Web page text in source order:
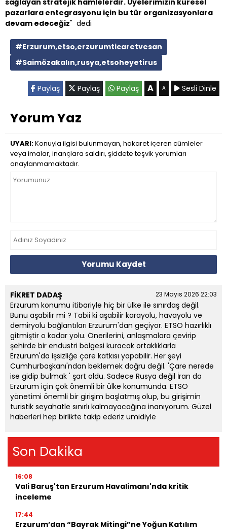
pazarlara entegrasyonu için bu tür organizasyonlara
devam edeceğiz" dedi
#Erzurum,etso,erzurumticaretvesan
#Saimözakalın,rusya,etsoheyetirus
Paylaş Paylaş Paylaş A A Sesli Dinle
Yorum Yaz
UYARI:Konuyla ilgisi bulunmayan, hakaret içeren cümleler
veya imalar, inançlara saldırı, şiddete teşvik yorumları
onaylanmamaktadır.
Yorumu Kaydet
FİKRET DADAŞ 23 Mayıs 2026 22:03
Erzurum konumu itibariyle hiç bir ülke ile sınırdaş değil.
Bunu aşabilir mi ? Tabii ki aşabilir karayolu, havayolu ve
demiryolu bağlantıları Erzurum'dan geçiyor. ETSO hazırlıklı
gitmiştir o kadar yolu. Önerilerini, anlaşmalara çevirip
şehirde bir endüstri bölgesi kuracak ortaklıklarla
Erzurum'da işsizliğe çare katkısı yapabilir. Her şeyi
Cumhurbaşkanı'ndan beklemek doğru değil. 'Çare nerede
ise gidip bulmak ' şart oldu. Sadece Rusya değil İran da
Erzurum için çok önemli bir ülke konumunda. ETSO
yönetimi önemli bir girişim başlatmış olup, bu girişimin
turistik seyahatle sınırlı kalmayacağına inanıyorum. Güzel
haberleri hep birlikte takip ederiz ümidiyle
Son Dakika
16:08
Vali Baruş'tan Erzurum Havalimanı'nda kritik
inceleme
17:44
Erzurum’dan “Bayrak Mitingi”ne Yoğun Katılım